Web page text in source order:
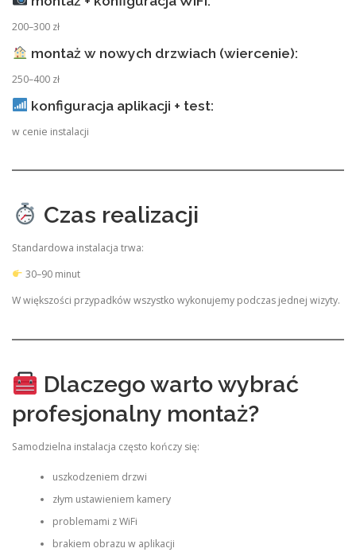
200–300 zł
montaż w nowych drzwiach (wiercenie):
250–400 zł
konfiguracja aplikacji + test:
w cenie instalacji
Czas realizacji
Standardowa instalacja trwa:
30–90 minut
W większości przypadków wszystko wykonujemy podczas jednej wizyty.
Dlaczego warto wybrać
profesjonalny montaż?
Samodzielna instalacja często kończy się:
uszkodzeniem drzwi
złym ustawieniem kamery
problemami z WiFi
brakiem obrazu w aplikacji